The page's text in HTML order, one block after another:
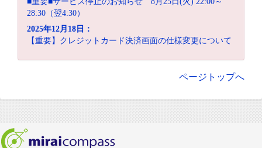
28:30（翌4:30）
2025年12月18日：
【重要】クレジットカード決済画面の仕様変更について
ページトップへ